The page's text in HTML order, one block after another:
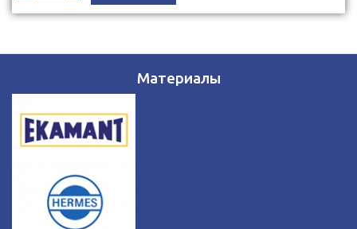
Материалы